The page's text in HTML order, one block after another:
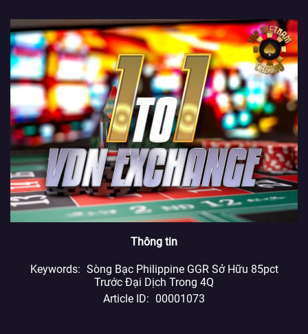
Thông tin
Keywords
Sòng Bạc Philippine GGR Sở Hữu 85pct
Trước Đại Dịch Trong 4Q
Article ID
00001073